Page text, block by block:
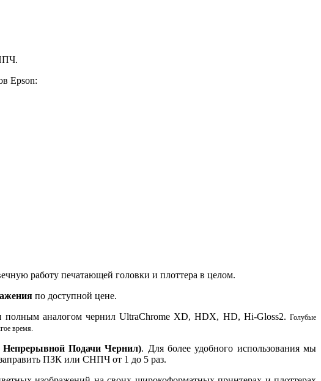
Epson:
работу печатающей головки и плоттера в целом.
по доступной цене.
полным аналогом чернил UltraChrome XD, HDX, HD, Hi-Gloss2.Голубые
время.
Подачи Чернил). Для более удобного использования мы
ПЗК или СНПЧ от 1 до 5 раз.